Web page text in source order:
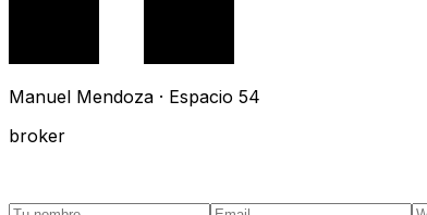
Manuel Mendoza · Espacio 54
broker